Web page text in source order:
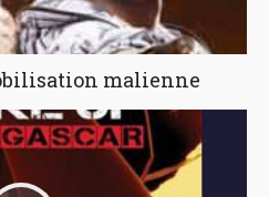
malienne